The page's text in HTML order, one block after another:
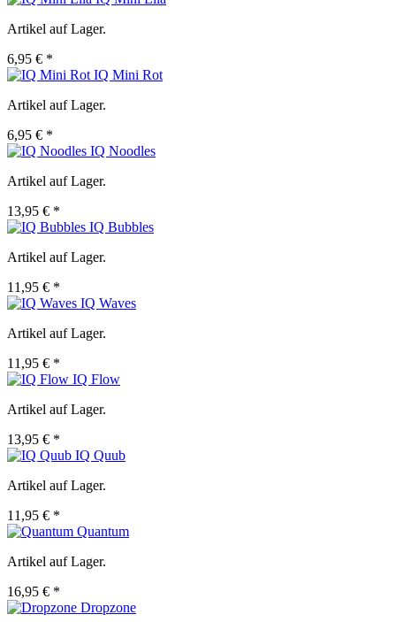
Artikel auf Lager.
6,95 € *
IQ Mini Rot
Artikel auf Lager.
6,95 € *
IQ Noodles
Artikel auf Lager.
13,95 € *
IQ Bubbles
Artikel auf Lager.
11,95 € *
IQ Waves
Artikel auf Lager.
11,95 € *
IQ Flow
Artikel auf Lager.
13,95 € *
IQ Quub
Artikel auf Lager.
11,95 € *
Quantum
Artikel auf Lager.
16,95 € *
Dropzone